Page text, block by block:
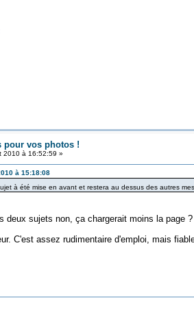
pour vos photos !
2010 à 16:52:59 »
à 15:18:08
à été mise en avant et restera au dessus des autres
deux sujets non, ça chargerait moins la page ?
C'est assez rudimentaire d'emploi, mais